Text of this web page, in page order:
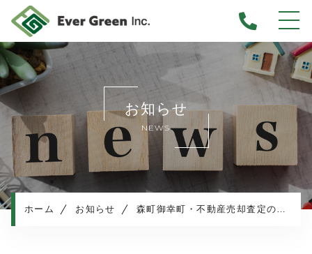
ホーム
当社について
不動産売却について
仲介売却
業者買取
お知らせ
NEWS
ホーム お知らせ 森町御幸町・不動産売却査定のご依頼